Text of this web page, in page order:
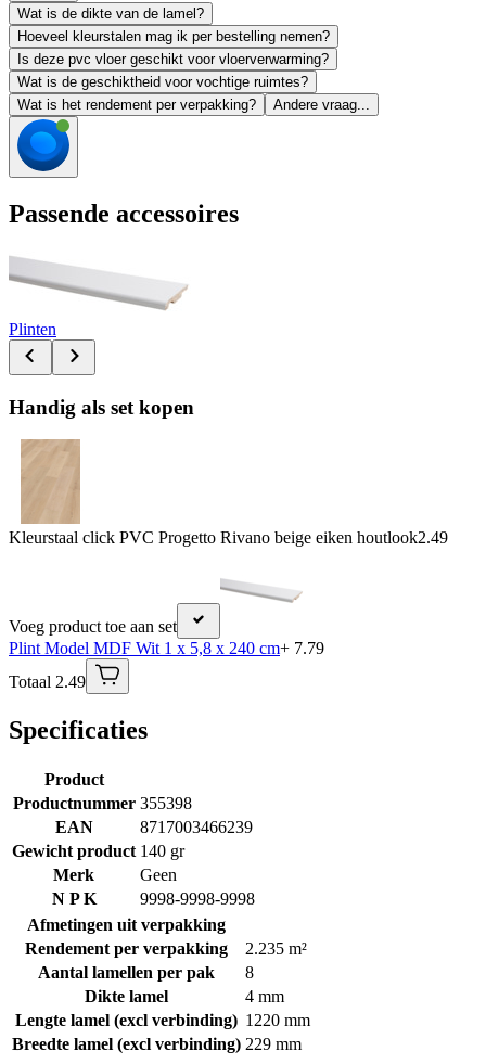
Wat is de dikte van de lamel?
Hoeveel kleurstalen mag ik per bestelling nemen?
Is deze pvc vloer geschikt voor vloerverwarming?
Wat is de geschiktheid voor vochtige ruimtes?
Wat is het rendement per verpakking?
Andere vraag...
Passende accessoires
Plinten
Handig als set kopen
Kleurstaal click PVC Progetto Rivano beige eiken houtlook2.49
Voeg product toe aan set
Plint Model MDF Wit 1 x 5,8 x 240 cm+ 7.79
Totaal 2.49
Specificaties
Product
Productnummer 355398
EAN
8717003466239
Gewicht product 140 gr
Merk
Geen
N P K
9998-9998-9998
Afmetingen uit verpakking
Rendement per verpakking
2.235 m²
Aantal lamellen per pak
8
Dikte lamel
4 mm
Lengte lamel (excl verbinding) 1220 mm
Breedte lamel (excl verbinding) 229 mm